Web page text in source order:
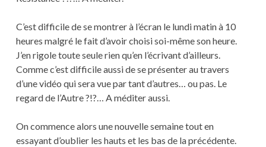
C’est difficile de se montrer à l’écran le lundi matin à 10
heures malgré le fait d’avoir choisi soi-même son heure.
J’en rigole toute seule rien qu’en l’écrivant d’ailleurs.
Comme c’est difficile aussi de se présenter au travers
d’une vidéo qui sera vue par tant d’autres… ou pas. Le
regard de l’Autre ?!?… A méditer aussi.
On commence alors une nouvelle semaine tout en
essayant d’oublier les hauts et les bas de la précédente.